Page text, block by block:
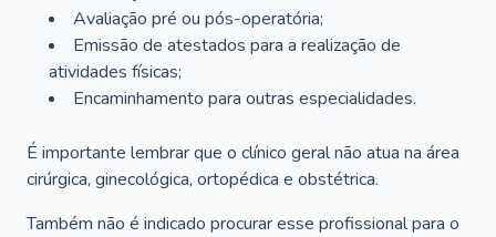
Avaliação pré ou pós-operatória;
Emissão de atestados para a realização de
atividades físicas;
Encaminhamento para outras especialidades.
É importante lembrar que o clínico geral não atua na área
cirúrgica, ginecológica, ortopédica e obstétrica.
Também não é indicado procurar esse profissional para o